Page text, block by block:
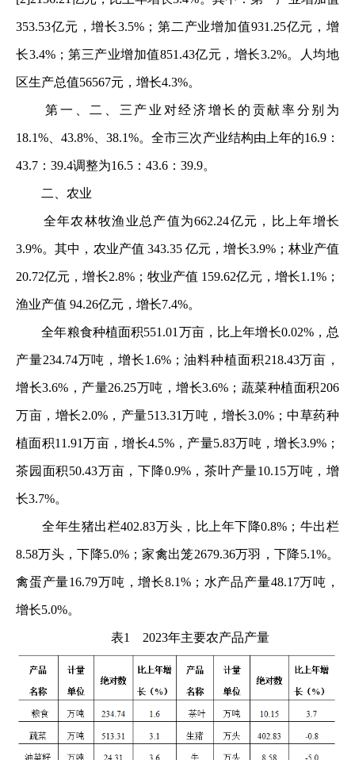
353.53亿元，增长3.5%；第二产业增加值931.25亿元，增
长3.4%；第三产业增加值851.43亿元，增长3.2%。人均地
区生产总值56567元，增长4.3%。
第一、二、三产业对经济增长的贡献率分别为
18.1%、43.8%、38.1%。全市三次产业结构由上年的16.9：
43.7：39.4调整为16.5：43.6：39.9。
二、农业
全年农林牧渔业总产值为662.24亿元，比上年增长
3.9%。其中，农业产值 343.35 亿元，增长3.9%；林业产值
20.72亿元，增长2.8%；牧业产值 159.62亿元，增长1.1%；
渔业产值 94.26亿元，增长7.4%。
全年粮食种植面积551.01万亩，比上年增长0.02%，总
产量234.74万吨，增长1.6%；油料种植面积218.43万亩，
增长3.6%，产量26.25万吨，增长3.6%；蔬菜种植面积206
万亩，增长2.0%，产量513.31万吨，增长3.0%；中草药种
植面积11.91万亩，增长4.5%，产量5.83万吨，增长3.9%；
茶园面积50.43万亩，下降0.9%，茶叶产量10.15万吨，增
长3.7%。
全年生猪出栏402.83万头，比上年下降0.8%；牛出栏
8.58万头，下降5.0%；家禽出笼2679.36万羽，下降5.1%。
禽蛋产量16.79万吨，增长8.1%；水产品产量48.17万吨，
增长5.0%。
表1 2023年主要农产品产量